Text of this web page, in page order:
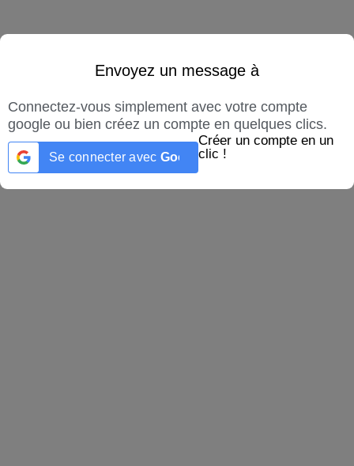
Envoyez un message à
Connectez-vous simplement avec votre compte
google ou bien créez un compte en quelques clics.
Se connecter avec Google
Créer un compte en un
clic !